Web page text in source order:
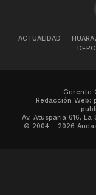
ACTUALIDAD
Gerente
Redacción Web:
Av. Atusparia 616,
© 2004 - 2026